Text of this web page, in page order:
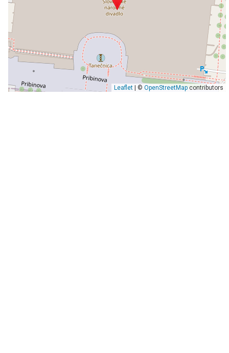
Leaflet| © OpenStreetMapcontributors